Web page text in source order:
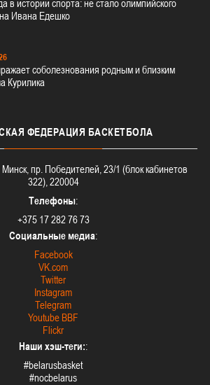
в истории спорта: не стало олимпийского
Ивана Едешко
соболезнования родным и близким
Курилика
ФЕДЕРАЦИЯ БАСКЕТБОЛА
пр. Победителей, 23/1 (блок кабинетов
322), 220004
Телефоны:
+375 17 282 76 73
Социальные медиа:
Facebook
VK.com
Twitter
Instagram
Telegram
Youtube BBF
Flickr
Наши хэш-теги::
#belarusbasket
#nocbelarus